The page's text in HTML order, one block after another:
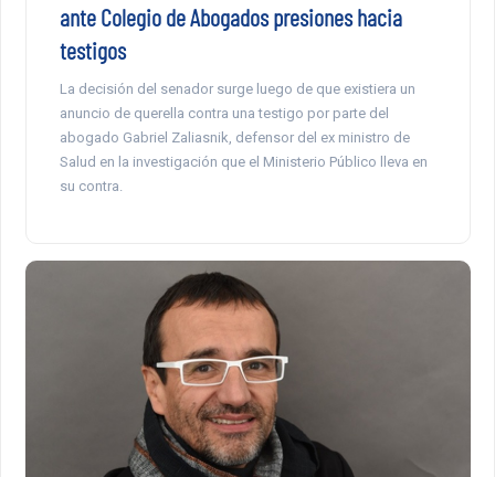
ante Colegio de Abogados presiones hacia
testigos
La decisión del senador surge luego de que existiera un
anuncio de querella contra una testigo por parte del
abogado Gabriel Zaliasnik, defensor del ex ministro de
Salud en la investigación que el Ministerio Público lleva en
su contra.